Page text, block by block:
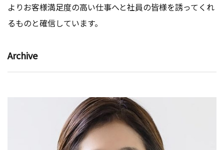
よりお客様満足度の高い仕事へと社員の皆様を誘ってくれ
るものと確信しています。
Archive